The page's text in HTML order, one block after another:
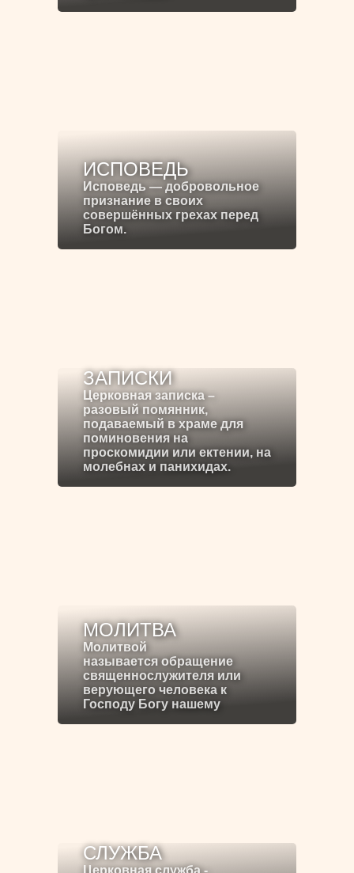
ИСПОВЕДЬ
Исповедь — добровольное
признание в своих
совершённых грехах перед
Богом.
ЗАПИСКИ
Церковная записка –
разовый помянник,
подаваемый в храме для
поминовения на
проскомидии или ектении, на
молебнах и панихидах.
МОЛИТВА
Молитвой
называется обращение
священнослужителя или
верующего человека к
Господу Богу нашему
СЛУЖБА